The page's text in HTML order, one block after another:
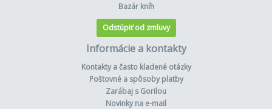
Bazár kníh
Odstúpiť od zmluvy
Informácie a kontakty
Kontakty a často kladené otázky
Poštovné a spôsoby platby
Zarábaj s Gorilou
Novinky na e-mail